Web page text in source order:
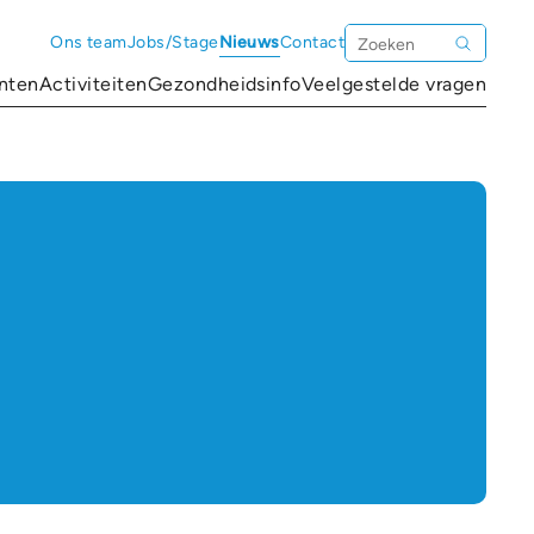
ActiviteitenGezondheidsinfoVeelgestelde vragen
Ons teamJobs/StageNieuwsContactZoeken